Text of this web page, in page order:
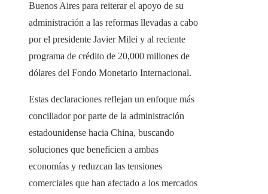
Buenos Aires para reiterar el apoyo de su
administración a las reformas llevadas a cabo
por el presidente Javier Milei y al reciente
programa de crédito de 20,000 millones de
dólares del Fondo Monetario Internacional.
Estas declaraciones reflejan un enfoque más
conciliador por parte de la administración
estadounidense hacia China, buscando
soluciones que beneficien a ambas
economías y reduzcan las tensiones
comerciales que han afectado a los mercados